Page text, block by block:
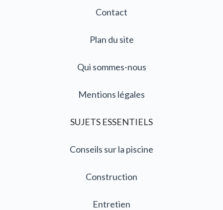
Contact
Plan du site
Qui sommes-nous
Mentions légales
SUJETS ESSENTIELS
Conseils sur la piscine
Construction
Entretien